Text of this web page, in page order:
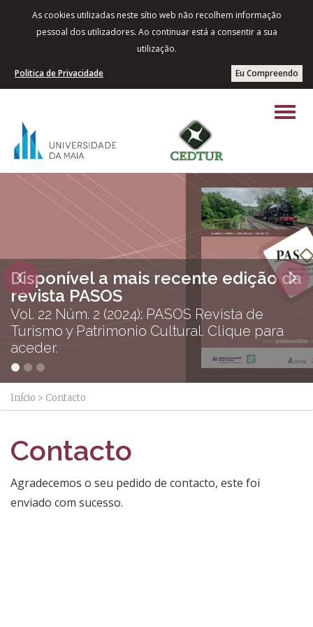
As cookies utilizadas neste sítio web não recolhem informação
pessoal dos utilizadores. Ao continuar está a consentir a sua
utilização.
Eu Compreendo
Politica de Privacidade
Disponível a mais recente edição da
revista PASOS
Vol. 22 Núm. 2 (2024): PASOS Revista de
Turismo y Patrimonio Cultural. Clique para
aceder.
Previous Next
Início > Contacto
Contacto
Agradecemos o seu pedido de contacto, este foi
enviado com sucesso.